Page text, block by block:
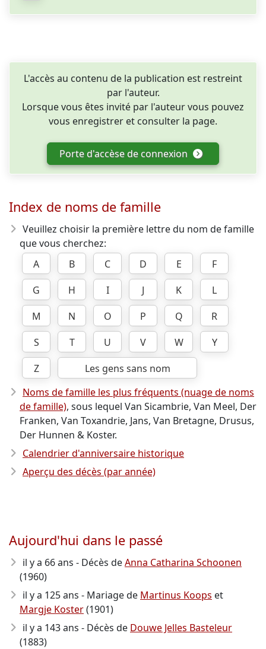
L'accès au contenu de la publication est restreint
par l'auteur.
Lorsque vous êtes invité par l'auteur vous pouvez
vous enregistrer et consulter la page.
Porte d'accèse de connexion
Index de noms de famille
Veuillez choisir la première lettre du nom de famille
que vous cherchez:
A
B C D E
F
G
H I J K
L
M
N O P Q
R
S
T U V W
Y
Z
Les gens sans nom
Noms de famille les plus fréquents (nuage de noms
de famille), sous lequel Van Sicambrie, Van Meel, Der
Franken, Van Toxandrie, Jans, Van Bretagne, Drusus,
Der Hunnen & Koster.
Calendrier d'anniversaire historique
Aperçu des décès (par année)
Aujourd'hui dans le passé
il y a 66 ans - Décès deAnna Catharina Schoonen
(1960)
il y a 125 ans - Mariage de Martinus Koops et
Margje Koster(1901)
il y a 143 ans - Décès de Douwe Jelles Basteleur
(1883)